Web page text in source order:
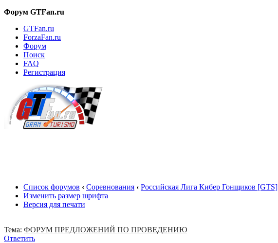
Форум GTFan.ru
GTFan.ru
ForzaFan.ru
Форум
Поиск
FAQ
Регистрация
Список форумов ‹ Соревнования ‹ Российская Лига Кибер Гонщиков [GTS]
Изменить размер шрифта
Версия для печати
Тема: ФОРУМ ПРЕДЛОЖЕНИЙ ПО ПРОВЕДЕНИЮ
Ответить